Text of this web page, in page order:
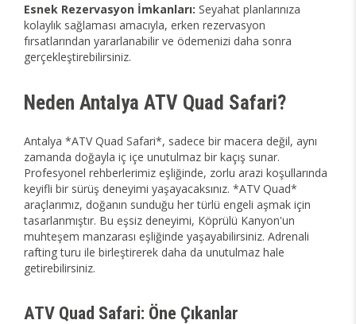
Esnek Rezervasyon İmkanları: Seyahat planlarınıza
kolaylık sağlaması amacıyla, erken rezervasyon
fırsatlarından yararlanabilir ve ödemenizi daha sonra
gerçekleştirebilirsiniz.
Neden Antalya ATV Quad Safari?
Antalya *ATV Quad Safari*, sadece bir macera değil, aynı
zamanda doğayla iç içe unutulmaz bir kaçış sunar.
Profesyonel rehberlerimiz eşliğinde, zorlu arazi koşullarında
keyifli bir sürüş deneyimi yaşayacaksınız. *ATV Quad*
araçlarımız, doğanın sunduğu her türlü engeli aşmak için
tasarlanmıştır. Bu eşsiz deneyimi, Köprülü Kanyon'un
muhteşem manzarası eşliğinde yaşayabilirsiniz. Adrenali
rafting turu ile birleştirerek daha da unutulmaz hale
getirebilirsiniz.
ATV Quad Safari: Öne Çıkanlar